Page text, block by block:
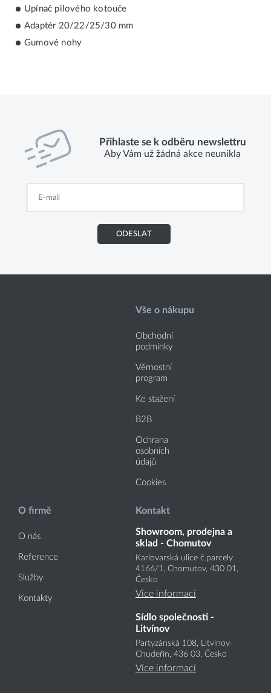
Upínač pilového kotouče
Adaptér 20/22/25/30 mm
Gumové nohy
Přihlaste se k odběru newslettru
Aby Vám už žádná akce neunikla
ODESLAT
Vše o nákupu
Obchodní
podmínky
Věrnostní
program
Ke stažení
B2B
Ochrana
osobních
údajů
Cookies
O firmě
O nás
Reference
Služby
Kontakty
Kontakt
Showroom, prodejna a
sklad - Chomutov
Karlovarská ulice č.parcely
4166/1, Chomutov, 430 01,
Česko
Více informací
Sídlo společnosti -
Litvínov
Partyzánská 108, Litvínov-
Chudeřín, 436 03, Česko
Více informací